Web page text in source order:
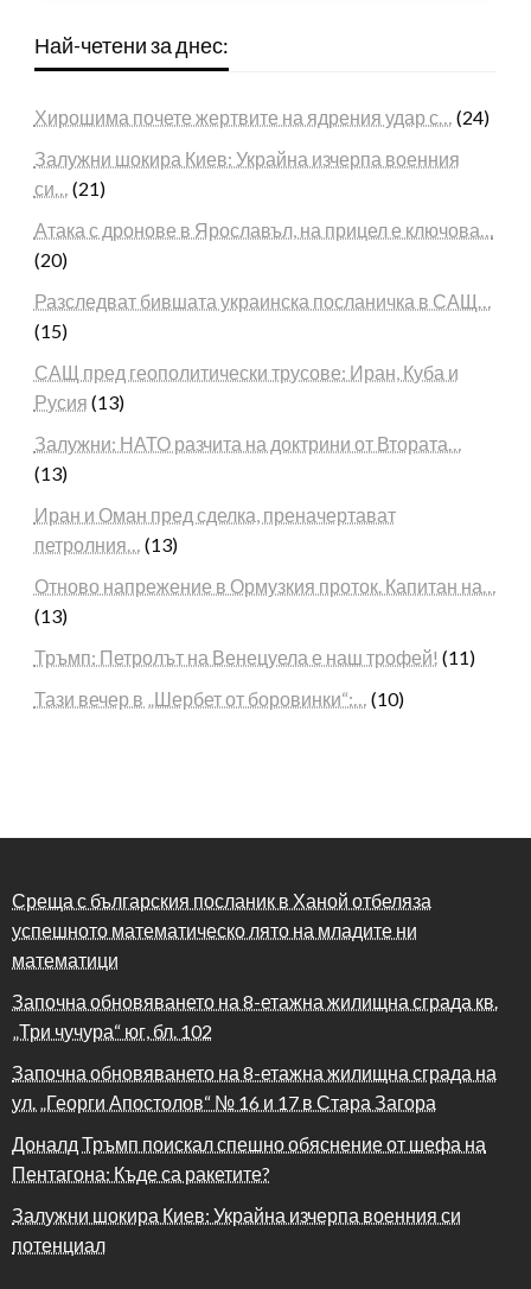
Най-четени за днес:
Хирошима почете жертвите на ядрения удар с… (24)
Залужни шокира Киев: Украйна изчерпа военния
си… (21)
Атака с дронове в Ярославъл, на прицел е ключова…
(20)
Разследват бившата украинска посланичка в САЩ…
(15)
САЩ пред геополитически трусове: Иран, Куба и
Русия (13)
Залужни: НАТО разчита на доктрини от Втората…
(13)
Иран и Оман пред сделка, преначертават
петролния… (13)
Отново напрежение в Ормузкия проток. Капитан на…
(13)
Тръмп: Петролът на Венецуела е наш трофей! (11)
Тази вечер в „Шербет от боровинки“:… (10)
Среща с българския посланик в Ханой отбеляза
успешното математическо лято на младите ни
математици
Започна обновяването на 8-етажна жилищна сграда кв.
„Три чучура“ юг, бл. 102
Започна обновяването на 8-етажна жилищна сграда на
ул. „Георги Апостолов“ № 16 и 17 в Стара Загора
Доналд Тръмп поискал спешно обяснение от шефа на
Пентагона: Къде са ракетите?
Залужни шокира Киев: Украйна изчерпа военния си
потенциал